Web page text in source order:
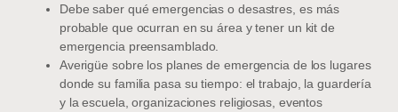
Debe saber qué emergencias o desastres, es más
probable que ocurran en su área y tener un kit de
emergencia preensamblado.
Averigüe sobre los planes de emergencia de los lugares
donde su familia pasa su tiempo: el trabajo, la guardería
y la escuela, organizaciones religiosas, eventos